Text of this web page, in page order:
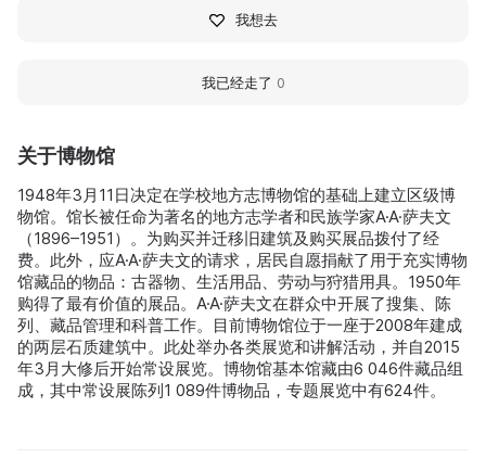
关于博物馆
1948年3月11日决定在学校地方志博物馆的基础上建立区级博
物馆。馆长被任命为著名的地方志学者和民族学家A·A·萨夫文
（1896–1951）。为购买并迁移旧建筑及购买展品拨付了经
费。此外，应A·A·萨夫文的请求，居民自愿捐献了用于充实博物
馆藏品的物品：古器物、生活用品、劳动与狩猎用具。1950年
购得了最有价值的展品。A·A·萨夫文在群众中开展了搜集、陈
列、藏品管理和科普工作。目前博物馆位于一座于2008年建成
的两层石质建筑中。此处举办各类展览和讲解活动，并自2015
年3月大修后开始常设展览。博物馆基本馆藏由6 046件藏品组
成，其中常设展陈列1 089件博物品，专题展览中有624件。
我想去
我已经走了 0